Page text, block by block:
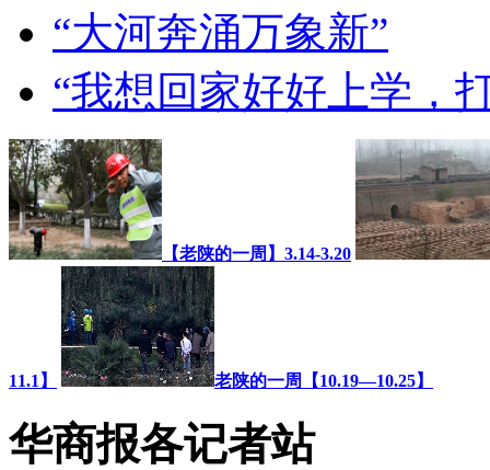
“大河奔涌万象新”
“我想回家好好上学，
【老陕的一周】3.14-3.20
11.1】 老陕的一周【10.19—10.25】
华商报各记者站